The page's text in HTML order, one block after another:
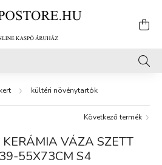
kültéri növénytartók
Következő termék
VÁZA SZETT
55X73CM S4